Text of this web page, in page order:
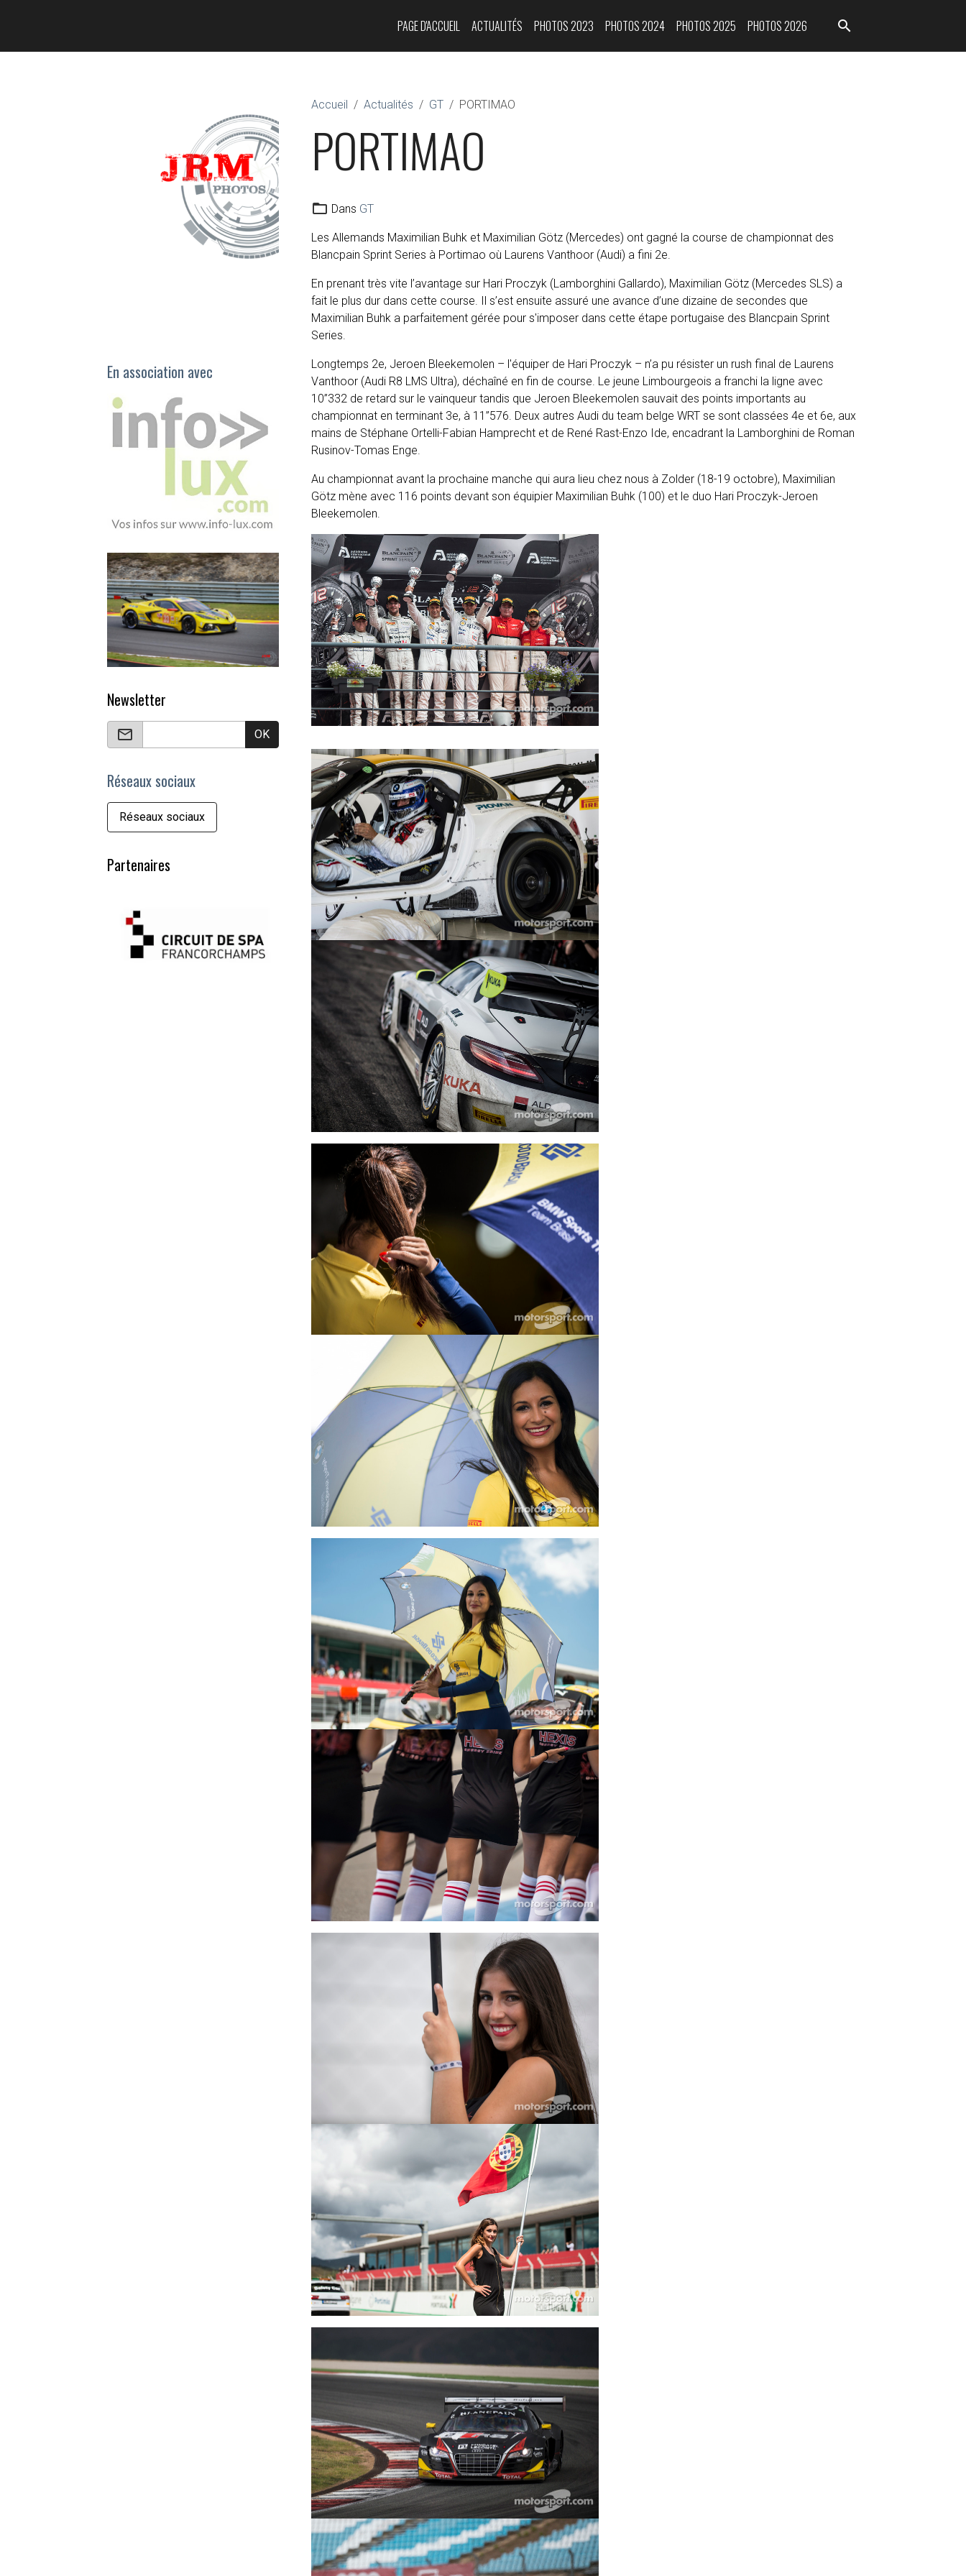
PAGE D'ACCUEIL ACTUALITÉS PHOTOS 2023 PHOTOS 2024 PHOTOS 2025 PHOTOS 2026
Accueil Actualités GT PORTIMAO
PORTIMAO
Dans GT
Les Allemands Maximilian Buhk et Maximilian Götz (Mercedes) ont gagné la course de championnat des
Blancpain Sprint Series à Portimao où Laurens Vanthoor (Audi) a fini 2e.
En prenant très vite l’avantage sur Hari Proczyk (Lamborghini Gallardo), Maximilian Götz (Mercedes SLS) a
fait le plus dur dans cette course. Il s’est ensuite assuré une avance d’une dizaine de secondes que
Maximilian Buhk a parfaitement gérée pour s'imposer dans cette étape portugaise des Blancpain Sprint
Series.
Longtemps 2e, Jeroen Bleekemolen – l'équiper de Hari Proczyk – n’a pu résister un rush final de Laurens
Vanthoor (Audi R8 LMS Ultra), déchaîné en fin de course. Le jeune Limbourgeois a franchi la ligne avec
10’’332 de retard sur le vainqueur tandis que Jeroen Bleekemolen sauvait des points importants au
championnat en terminant 3e, à 11’’576. Deux autres Audi du team belge WRT se sont classées 4e et 6e, aux
mains de Stéphane Ortelli-Fabian Hamprecht et de René Rast-Enzo Ide, encadrant la Lamborghini de Roman
Rusinov-Tomas Enge.
Au championnat avant la prochaine manche qui aura lieu chez nous à Zolder (18-19 octobre), Maximilian
Götz mène avec 116 points devant son équipier Maximilian Buhk (100) et le duo Hari Proczyk-Jeroen
Bleekemolen.
En association avec
Newsletter
OK
Réseaux sociaux
Réseaux sociaux
Partenaires